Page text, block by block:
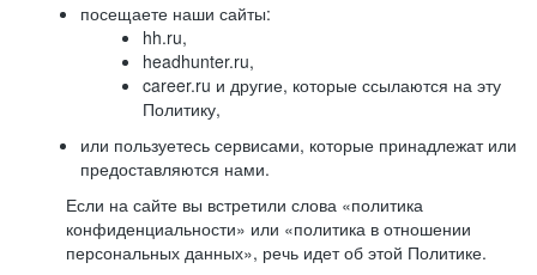
посещаете наши сайты:
hh.ru,
headhunter.ru,
career.ru и другие, которые ссылаются на эту
Политику,
или пользуетесь сервисами, которые принадлежат или
предоставляются нами.
Если на сайте вы встретили слова «политика
конфиденциальности» или «политика в отношении
персональных данных», речь идет об этой Политике.